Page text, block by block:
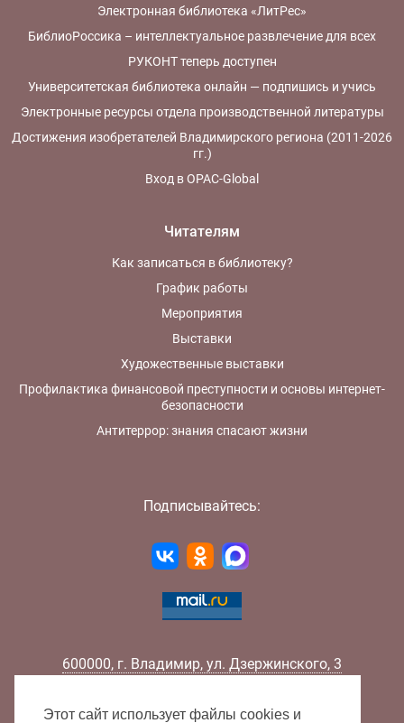
Электронная библиотека «ЛитРес»
БиблиоРоссика – интеллектуальное развлечение для всех
РУКОНТ теперь доступен
Университетская библиотека онлайн — подпишись и учись
Электронные ресурсы отдела производственной литературы
Достижения изобретателей Владимирского региона (2011-2026
гг.)
Вход в OPAC-Global
Читателям
Как записаться в библиотеку?
График работы
Мероприятия
Выставки
Художественные выставки
Профилактика финансовой преступности и основы интернет-
безопасности
Антитеррор: знания спасают жизни
Подписывайтесь:
600000, г. Владимир, ул. Дзержинского, 3
Факс:
+7 (4922) 32-52-88
Этот сайт использует файлы cookies и